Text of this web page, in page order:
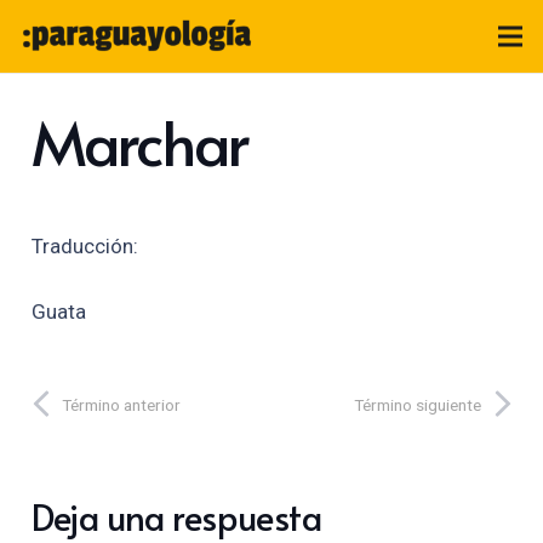
Marchar
Traducción:
Guata
Término anterior Término siguiente
Deja una respuesta